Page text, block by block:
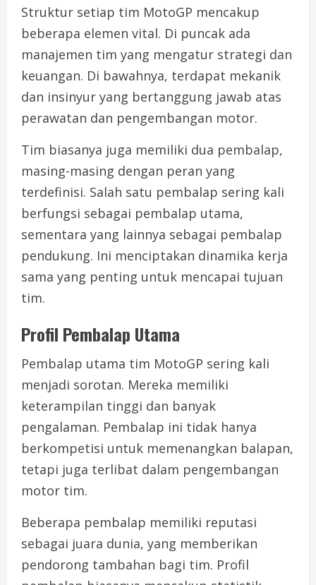
Struktur setiap tim MotoGP mencakup
beberapa elemen vital. Di puncak ada
manajemen tim yang mengatur strategi dan
keuangan. Di bawahnya, terdapat mekanik
dan insinyur yang bertanggung jawab atas
perawatan dan pengembangan motor.
Tim biasanya juga memiliki dua pembalap,
masing-masing dengan peran yang
terdefinisi. Salah satu pembalap sering kali
berfungsi sebagai pembalap utama,
sementara yang lainnya sebagai pembalap
pendukung. Ini menciptakan dinamika kerja
sama yang penting untuk mencapai tujuan
tim.
Profil Pembalap Utama
Pembalap utama tim MotoGP sering kali
menjadi sorotan. Mereka memiliki
keterampilan tinggi dan banyak
pengalaman. Pembalap ini tidak hanya
berkompetisi untuk memenangkan balapan,
tetapi juga terlibat dalam pengembangan
motor tim.
Beberapa pembalap memiliki reputasi
sebagai juara dunia, yang memberikan
pendorong tambahan bagi tim. Profil